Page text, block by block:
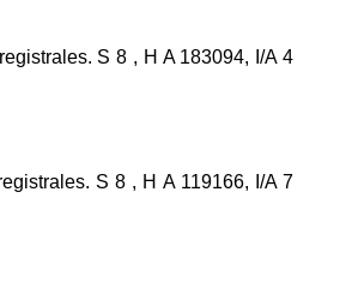
S 8 , H A 183094, I/A 4
S 8 , H A 119166, I/A 7